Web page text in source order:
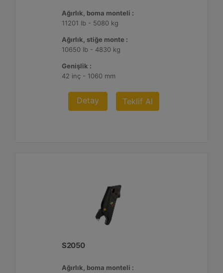
Ağırlık, boma monteli :
11201 lb - 5080 kg
Ağırlık, stiğe monte :
10650 lb - 4830 kg
Genişlik :
42 inç - 1060 mm
Detay Teklif Al
S2050
Ağırlık, boma monteli :